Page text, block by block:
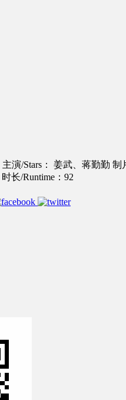
主演/Stars： 姜武、蒋勤勤 制
时长/Runtime：92